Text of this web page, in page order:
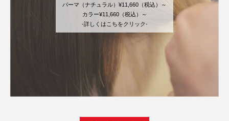
パーマ（ナチュラル）¥11,660（税込）～
カラー¥11,660（税込）～
-詳しくはこちをクリック-